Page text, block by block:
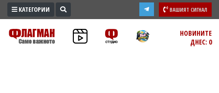
ПРОМО
ЗОНА
КАТЕГОРИИ ВАШИЯТ СИГНАЛ
НОВИНИТЕ
ДНЕС: 0